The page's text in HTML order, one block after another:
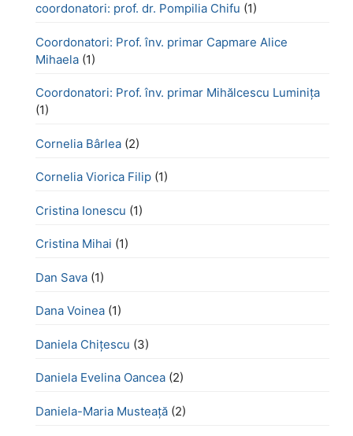
coordonatori: prof. dr. Pompilia Chifu (1)
Coordonatori: Prof. înv. primar Capmare Alice
Mihaela (1)
Coordonatori: Prof. înv. primar Mihălcescu Luminița
(1)
Cornelia Bârlea (2)
Cornelia Viorica Filip (1)
Cristina Ionescu (1)
Cristina Mihai (1)
Dan Sava (1)
Dana Voinea (1)
Daniela Chițescu (3)
Daniela Evelina Oancea (2)
Daniela-Maria Musteață (2)